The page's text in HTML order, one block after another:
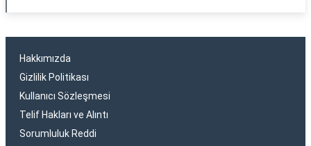
Hakkımızda
Gizlilik Politikası
Kullanıcı Sözleşmesi
Telif Hakları ve Alıntı
Sorumluluk Reddi